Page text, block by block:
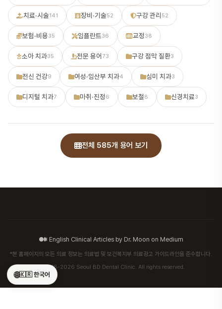
치료·시술141 장비·기술52 구강 관리 52
보험·비용35 임플란트 36 교정38
소아 치과35 전문 용어 73 구강 점막 질환3
전신 건강9 여성·임산부 치과4 심미 치과3
디지털 치과7 마취·진정6 보철 8 신경치료3
전체 585개 용어 보기
English Clinical Articles by Dr. Moon on Medium
*본 홈페이지의 모든 의료 정보는 의료법 및 보건복지부 의료광고 가이드라인을 준수합니다.
© 2018-2026 Seoul BD Dental Clinic. All rights reserved.
🌐🇰🇷 한국어